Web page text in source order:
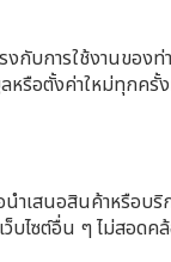
งกับการใช้งานขอ
รือตั้งค่าใหม่ทุกครั้ง
ำเสนอสินค้าหรือบริ
ว็บไซต์อื่น ๆ ไม่สอด